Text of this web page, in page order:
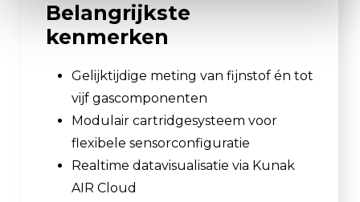
Belangrijkste
kenmerken
Gelijktijdige meting van fijnstof én tot
vijf gascomponenten
Modulair cartridgesysteem voor
flexibele sensorconfiguratie
Realtime datavisualisatie via Kunak
AIR Cloud